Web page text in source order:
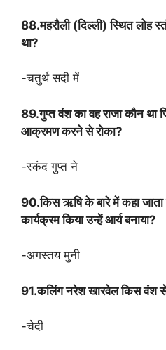
88.महरौली (दिल्ली) स्थित लोह
था?
-चतुर्थ सदी में
89.गुप्त वंश का वह राजा कौन था
आक्रमण करने से रोका?
-स्कंद गुप्त ने
90.किस ऋषि के बारे में कहा जाता
कार्यक्रम किया उन्हें आर्य बनाया?
-अगस्तय मुनी
91.कलिंग नरेश खारवेल किस वंश
-चेदी